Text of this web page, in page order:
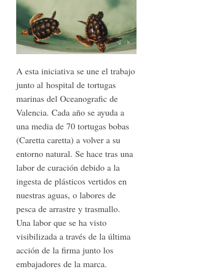
A esta iniciativa se une el trabajo
junto al hospital de tortugas
marinas del Oceanografic de
Valencia. Cada año se ayuda a
una media de 70 tortugas bobas
(Caretta caretta) a volver a su
entorno natural. Se hace tras una
labor de curación debido a la
ingesta de plásticos vertidos en
nuestras aguas, o labores de
pesca de arrastre y trasmallo.
Una labor que se ha visto
visibilizada a través de la última
acción de la firma junto los
embajadores de la marca.
e
a
r
c
f
o
r
: